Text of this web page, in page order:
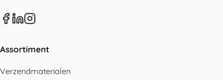
Assortiment
Verzendmaterialen